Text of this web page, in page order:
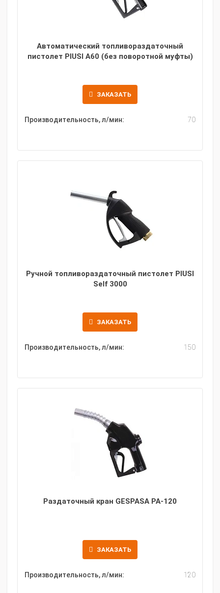
Автоматический топливораздаточный
пистолет PIUSI A60 (без поворотной муфты)
ЗАКАЗАТЬ
Производительность, л/мин: 70
Ручной топливораздаточный пистолет PIUSI
Self 3000
ЗАКАЗАТЬ
Производительность, л/мин: 150
Раздаточный кран GESPASA PA-120
ЗАКАЗАТЬ
Производительность, л/мин: 120